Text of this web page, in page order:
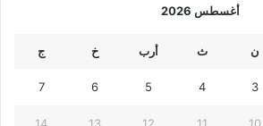
أغسطس 2026
ن ث أرب خ ج
3
4
5
6
7
10
11
12
13
14